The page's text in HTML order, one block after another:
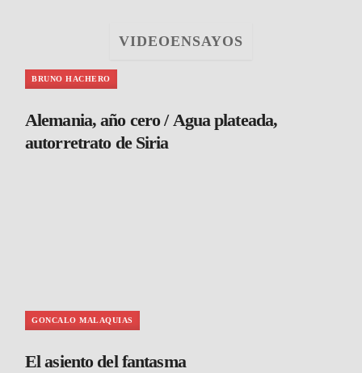
VIDEOENSAYOS
BRUNO HACHERO
Alemania, año cero / Agua plateada,
autorretrato de Siria
GONCALO MALAQUIAS
El asiento del fantasma